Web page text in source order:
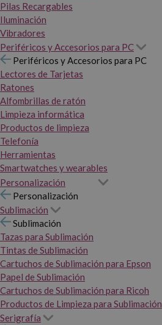
Pilas Recargables
Iluminación
Vibradores
Periféricos y Accesorios para PC
Periféricos y Accesorios para PC
Lectores de Tarjetas
Ratones
Alfombrillas de ratón
Limpieza informática
Productos de limpieza
Telefonía
Herramientas
Smartwatches y wearables
Personalización
Personalización
Sublimación
Sublimación
Tazas para Sublimación
Tintas de Sublimación
Cartuchos de Sublimación para Epson
Papel de Sublimación
Cartuchos de Sublimación para Ricoh
Productos de Limpieza para Sublimación
Serigrafía